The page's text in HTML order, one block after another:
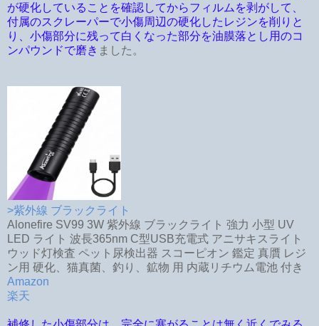
が硬化していることを確認してからフィルムを剥がして、
付属のスクレーパーで小傷周辺の硬化したレジンを削りと
り、小傷部分に残って白くなった部分を油膜落とし用のコ
ンパウンドで磨き ました。
>紫外線 ブラックライト
Alonefire SV99 3W 紫外線 ブラックライト 強力 小型 UV
LED ライト 波長365nm C型USB充電式 アニサキスライト
ウッド灯検査 ペット尿検出器 スコーピオン 鑑定 真贋 レジ
ン用 硬化、猫真菌、釣り、鉱物 用 内蔵リチウム電池 付き
Amazon
楽天